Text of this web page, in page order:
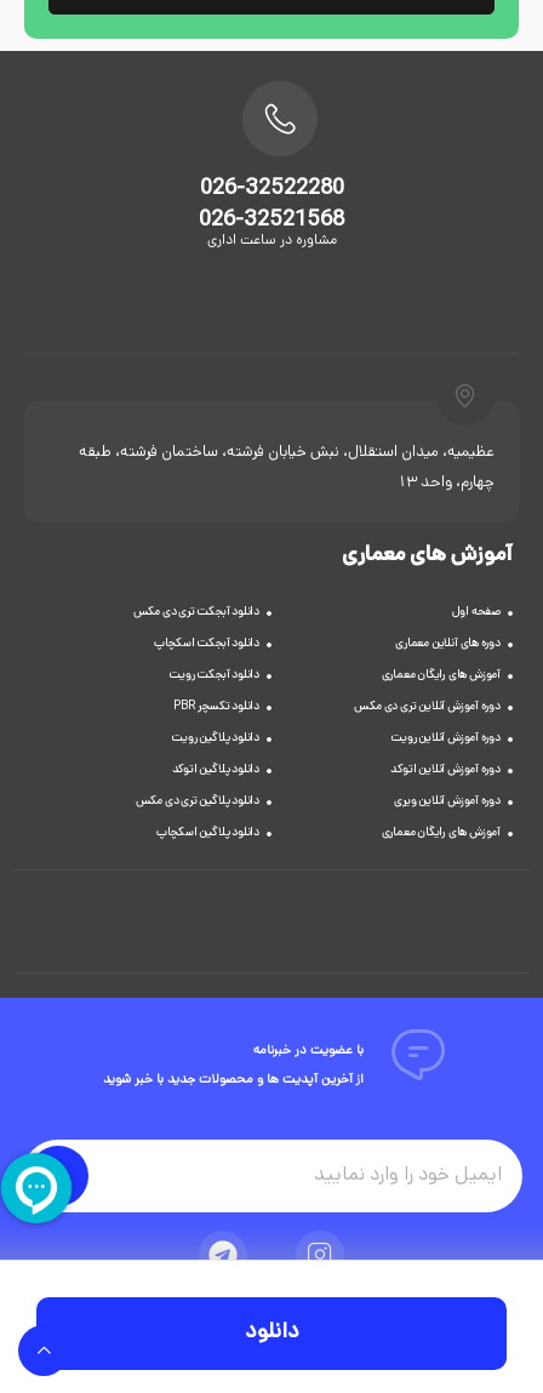
دانلود
026-32522280
026-32521568
مشاوره در ساعت اداری
عظیمیه، میدان استقلال، نبش خیابان فرشته، ساختمان فرشته، طبقه
چهارم، واحد 13
آموزش های معماری
صفحه اول
دوره های آنلاین معماری
آموزش های رایگان معماری
دوره آموزش آنلاین تری دی مکس
دوره آموزش آنلاین رویت
دوره آموزش آنلاین اتوکد
دوره آموزش آنلاین ویری
آموزش های رایگان معماری
دانلود آبجکت تری دی مکس
دانلود آبجکت اسکچاپ
دانلود آبجکت رویت
دانلود تکسچر PBR
دانلود پلاگین رویت
دانلود پلاگین اتوکد
دانلود پلاگین تری دی مکس
دانلود پلاگین اسکچاپ
با عضویت در خبرنامه
از آخرین آپدیت ها و محصولات جدید با خبر شوید
تمامی حقوق مادی و معنوی این وبسایت متعلق به شرکت ویوید ویژوال است.